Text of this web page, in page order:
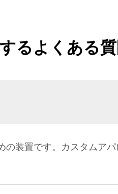
るよくある
装置です。カスタムア